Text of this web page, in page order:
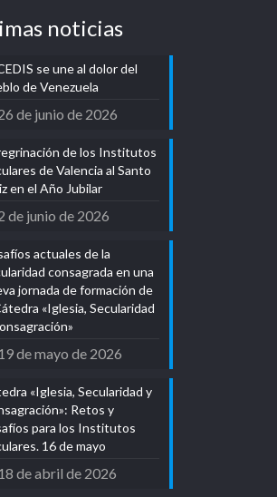
noticias
se une al dolor del
de Venezuela
de junio de 2026
de los Institutos
de Valencia al Santo
en el Año Jubilar
de junio de 2026
actuales de la
consagrada en una
jornada de formación de
«Iglesia, Secularidad
de mayo de 2026
«Iglesia, Secularidad y
Retos y
para los Institutos
16 de mayo
de abril de 2026